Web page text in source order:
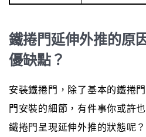
鐵捲門延伸外推的原
優缺點？
安裝鐵捲門，除了基本的鐵捲
門安裝的細節，有件事你或許
鐵捲門呈現延伸外推的狀態呢